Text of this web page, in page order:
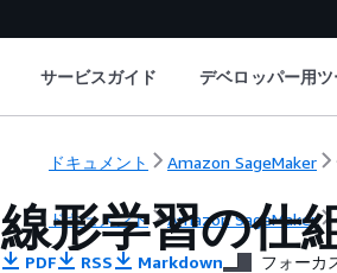
サービスガイド デベロッパー用ツ
ドキュメント Amazon SageMaker
ドキュメント Amazon SageMaker
線形学習の仕
PDF RSS Markdown フォーカ